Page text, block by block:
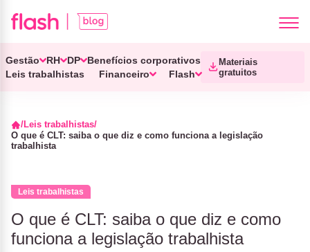
Gestão RH DP
Benefícios corporativos
Leis trabalhistas
Financeiro Flash
Materiais
gratuitos
Leis trabalhistas
O que é CLT: saiba o que diz e como funciona a legislação
trabalhista
Leis trabalhistas
O que é CLT: saiba o que diz e como
funciona a legislação trabalhista